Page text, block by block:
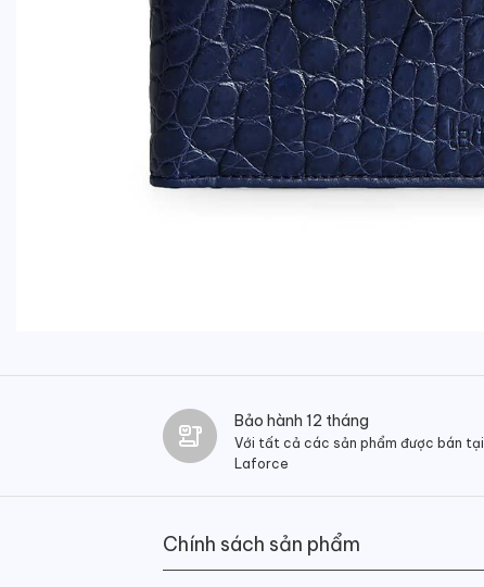
Bảo hành 12 tháng
Với tất cả các sản phẩm được bán tại
Laforce
Chính sách sản phẩm